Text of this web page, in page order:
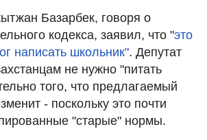
Базарбек, говоря о
кодекса, заявил, что "это
написать школьник". Депутат
не нужно "питать
того, что предлагаемый
- поскольку это почти
"старые" нормы.